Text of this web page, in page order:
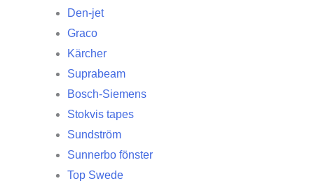
Den-jet
Graco
Kärcher
Suprabeam
Bosch-Siemens
Stokvis tapes
Sundström
Sunnerbo fönster
Top Swede